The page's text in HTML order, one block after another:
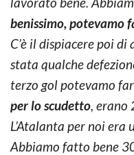
benissimo, potevamo
C’è il dispiacere poi
stata qualche
terzo gol potevamo
per lo scudetto, erano
L’Atalanta per noi era
Abbiamo fatto bene